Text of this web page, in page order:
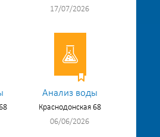
17/07/2026
Анализ воды
Краснодонская 68
06/06/2026